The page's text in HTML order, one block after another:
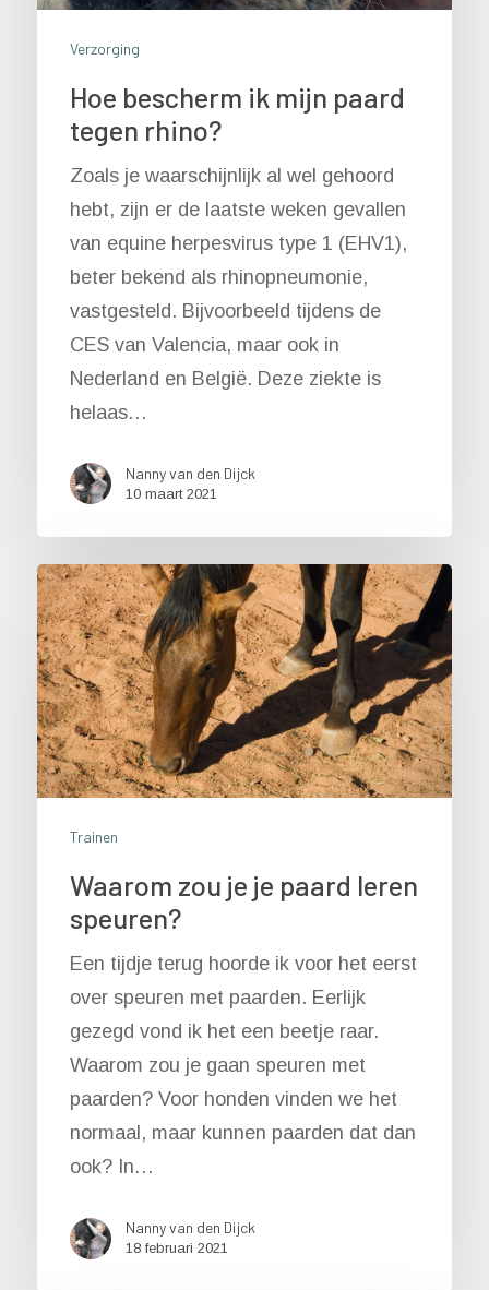
Verzorging
Hoe bescherm ik mijn paard
tegen rhino?
Zoals je waarschijnlijk al wel gehoord
hebt, zijn er de laatste weken gevallen
van equine herpesvirus type 1 (EHV1),
beter bekend als rhinopneumonie,
vastgesteld. Bijvoorbeeld tijdens de
CES van Valencia, maar ook in
Nederland en België. Deze ziekte is
helaas…
Nanny van den Dijck
10 maart 2021
Trainen
Waarom zou je je paard leren
speuren?
Een tijdje terug hoorde ik voor het eerst
over speuren met paarden. Eerlijk
gezegd vond ik het een beetje raar.
Waarom zou je gaan speuren met
paarden? Voor honden vinden we het
normaal, maar kunnen paarden dat dan
ook? In…
Nanny van den Dijck
18 februari 2021